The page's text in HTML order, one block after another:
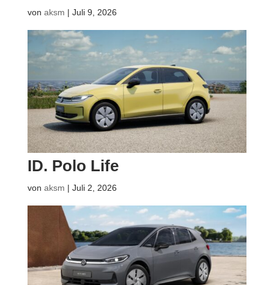
von aksm | Juli 9, 2026
ID. Polo Life
von aksm | Juli 2, 2026